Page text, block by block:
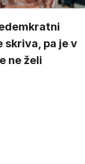
skriva, pa je v
ne želi